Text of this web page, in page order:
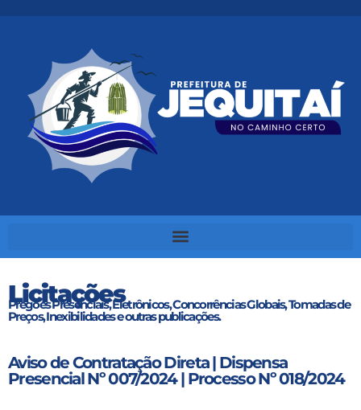
Licitações
Pregões Presenciais, Eletrônicos, Concorrências Globais, Tomadas de
Preços, Inexibilidades e outras publicações.
Aviso de Contratação Direta | Dispensa
Presencial Nº 007/2024 | Processo Nº 018/2024